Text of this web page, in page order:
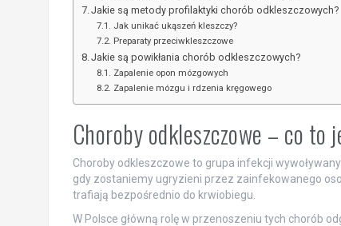
Jakie są metody profilaktyki chorób odkleszczowych?
Jak unikać ukąszeń kleszczy?
Preparaty przeciwkleszczowe
Jakie są powikłania chorób odkleszczowych?
Zapalenie opon mózgowych
Zapalenie mózgu i rdzenia kręgowego
Choroby odkleszczowe – co to
Choroby odkleszczowe to grupa infekcji
gdy zostaniemy ugryzieni przez zainfekowanego
trafiają bezpośrednio do krwiobiegu.
W Polsce główną rolę w przenoszeniu tych chorób